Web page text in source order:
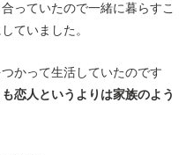
っていたので一緒に暮らすこ
ていました。
かって生活していたのです
恋人というよりは家族のよう